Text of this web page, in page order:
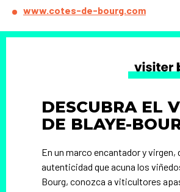
www.cotes-de-bourg.com
DESCUBRA EL
DE BLAYE-
En un marco encantador y virgen,
autenticidad que acuna los
Bourg, conozca a viticultores